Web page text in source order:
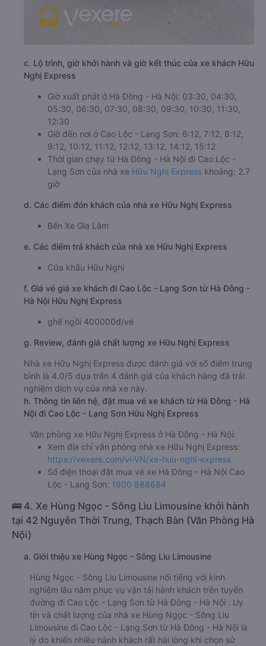
c. Lộ trình, giờ khởi hành và giờ kết thúc của xe khách Hữu
Nghị Express
Giờ xuất phát ở Hà Đông - Hà Nội: 03:30, 04:30,
05:30, 06:30, 07:30, 08:30, 09:30, 10:30, 11:30,
12:30
Giờ đến nơi ở Cao Lộc - Lạng Sơn: 6:12, 7:12, 8:12,
9:12, 10:12, 11:12, 12:12, 13:12, 14:12, 15:12
Thời gian chạy từ Hà Đông - Hà Nội đi Cao Lộc -
Lạng Sơn của nhà xe Hữu Nghị Express khoảng: 2.7
giờ
d. Các điểm đón khách của nhà xe Hữu Nghị Express
Bến Xe Gia Lâm
e. Các điểm trả khách của nhà xe Hữu Nghị Express
Cửa khẩu Hữu Nghị
f. Giá vé giá xe khách đi Cao Lộc - Lạng Sơn từ Hà Đông -
Hà Nội Hữu Nghị Express
ghế ngồi 400000đ/vé
g. Review, đánh giá chất lượng xe Hữu Nghị Express
Nhà xe Hữu Nghị Express được đánh giá với số điểm trung
bình là 4.0/5 dựa trên 4 đánh giá của khách hàng đã trải
nghiệm dịch vụ của nhà xe này.
h. Thông tin liên hệ, đặt mua vé xe khách từ Hà Đông - Hà
Nội đi Cao Lộc - Lạng Sơn Hữu Nghị Express
Văn phòng xe Hữu Nghị Express ở Hà Đông - Hà Nội:
Xem địa chỉ văn phòng nhà xe Hữu Nghị Express:
https://vexere.com/vi-VN/xe-huu-nghi-express
Số điện thoại đặt mua vé xe Hà Đông - Hà Nội Cao
Lộc - Lạng Sơn: 1900 888684
🚌 4. Xe Hùng Ngọc - Sông Lìu Limousine khởi hành
tại 42 Nguyễn Thời Trung, Thạch Bàn (Văn Phòng Hà
Nội)
a. Giới thiệu xe Hùng Ngọc - Sông Lìu Limousine
Hùng Ngọc - Sông Lìu Limousine nổi tiếng với kinh
nghiệm lâu năm phục vụ vận tải hành khách trên tuyến
đường đi Cao Lộc - Lạng Sơn từ Hà Đông - Hà Nội . Uy
tín và chất lượng của nhà xe Hùng Ngọc - Sông Lìu
Limousine đi Cao Lộc - Lạng Sơn từ Hà Đông - Hà Nội là
lý do khiến nhiều hành khách rất hài lòng khi chọn sử